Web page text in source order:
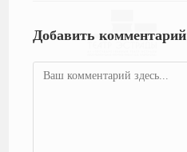
Добавить комментарий